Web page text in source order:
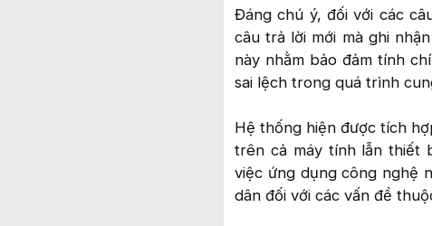
Đáng chú ý, đối với các
câu trả lời mới mà ghi
này nhằm bảo đảm tính
sai lệch trong quá trình
Hệ thống hiện được tích
trên cả máy tính lẫn thiết
việc ứng dụng công nghệ
dân đối với các vấn đề